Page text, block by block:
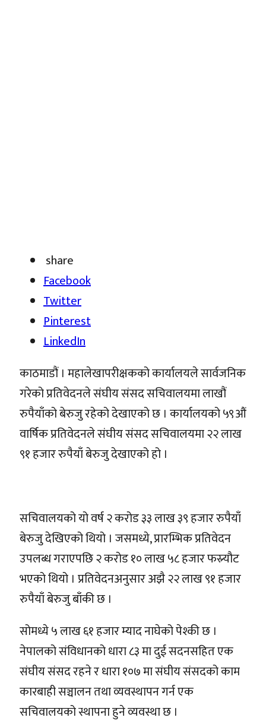
share
Facebook
Twitter
Pinterest
LinkedIn
काठमाडौं । महालेखापरीक्षकको कार्यालयले सार्वजनिक
गरेको प्रतिवेदनले संघीय संसद सचिवालयमा लाखौं
रुपैयाँको बेरुजु रहेको देखाएको छ । कार्यालयको ५९औं
वार्षिक प्रतिवेदनले संघीय संसद सचिवालयमा २२ लाख
९१ हजार रुपैयाँ बेरुजु देखाएको हो ।
सचिवालयको यो वर्ष २ करोड ३३ लाख ३९ हजार रुपैयाँ
बेरुजु देखिएको थियो । जसमध्ये, प्रारम्भिक प्रतिवेदन
उपलब्ध गराएपछि २ करोड १० लाख ५८ हजार फस्र्यौट
भएको थियो । प्रतिवेदनअनुसार अझै २२ लाख ९१ हजार
रुपैयाँ बेरुजु बाँकी छ ।
सोमध्ये ५ लाख ६१ हजार म्याद नाघेको पेश्की छ ।
नेपालको संविधानको धारा ८३ मा दुई सदनसहित एक
संघीय संसद रहने र धारा १०७ मा संघीय संसदको काम
कारबाही सञ्चालन तथा व्यवस्थापन गर्न एक
सचिवालयको स्थापना हुने व्यवस्था छ ।